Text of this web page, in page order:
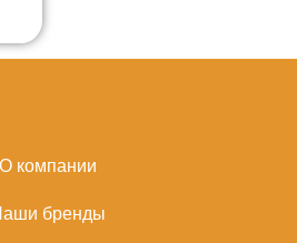
О компании
бренды